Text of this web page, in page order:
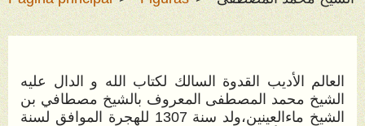
العالم الأديب القدوة السالك لكتاب الله و الدال عليه
الشيخ محمد المصطفى المعروف بالشيخ مصطافي بن
الشيخ ماءالعينين،ولد سنة 1307
للهجرة الموافق لسنة